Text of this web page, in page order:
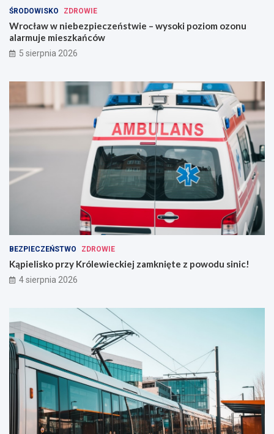
ŚRODOWISKO ZDROWIE
Wrocław w niebezpieczeństwie – wysoki poziom ozonu
alarmuje mieszkańców
5 sierpnia 2026
BEZPIECZEŃSTWO ZDROWIE
Kąpielisko przy Królewieckiej zamknięte z powodu sinic!
4 sierpnia 2026